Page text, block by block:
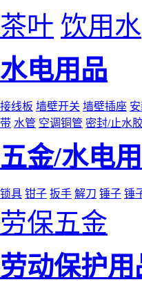
茶叶 饮用水
水电用品
接线板 墙壁开关 墙壁插座
带 水管 空调铜管 密封/止水
五金/水电
锁具 钳子 扳手 解刀 锤子 锤
劳保五金
劳动保护用